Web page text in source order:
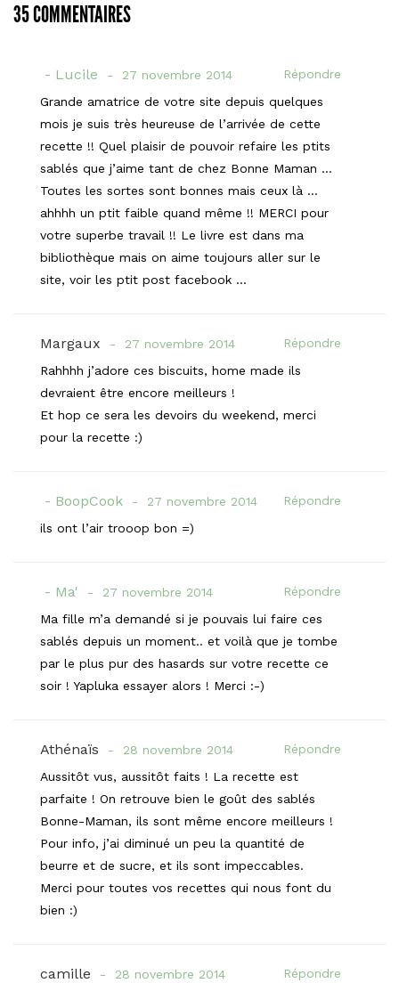
35 COMMENTAIRES
Lucile 27 novembre 2014
Répondre
Grande amatrice de votre site depuis quelques
mois je suis très heureuse de l’arrivée de cette
recette !! Quel plaisir de pouvoir refaire les ptits
sablés que j’aime tant de chez Bonne Maman …
Toutes les sortes sont bonnes mais ceux là …
ahhhh un ptit faible quand même !! MERCI pour
votre superbe travail !! Le livre est dans ma
bibliothèque mais on aime toujours aller sur le
site, voir les ptit post facebook …
Margaux 27 novembre 2014
Répondre
Rahhhh j’adore ces biscuits, home made ils
devraient être encore meilleurs !
Et hop ce sera les devoirs du weekend, merci
pour la recette :)
BoopCook 27 novembre 2014
Répondre
ils ont l’air trooop bon =)
Ma' 27 novembre 2014
Répondre
Ma fille m’a demandé si je pouvais lui faire ces
sablés depuis un moment.. et voilà que je tombe
par le plus pur des hasards sur votre recette ce
soir ! Yapluka essayer alors ! Merci :-)
Athénaïs 28 novembre 2014
Répondre
Aussitôt vus, aussitôt faits ! La recette est
parfaite ! On retrouve bien le goût des sablés
Bonne-Maman, ils sont même encore meilleurs !
Pour info, j’ai diminué un peu la quantité de
beurre et de sucre, et ils sont impeccables.
Merci pour toutes vos recettes qui nous font du
bien :)
camille 28 novembre 2014
Répondre